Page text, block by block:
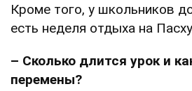
Кроме того, у школьников
есть неделя отдыха на
– Сколько длится урок и
перемены?